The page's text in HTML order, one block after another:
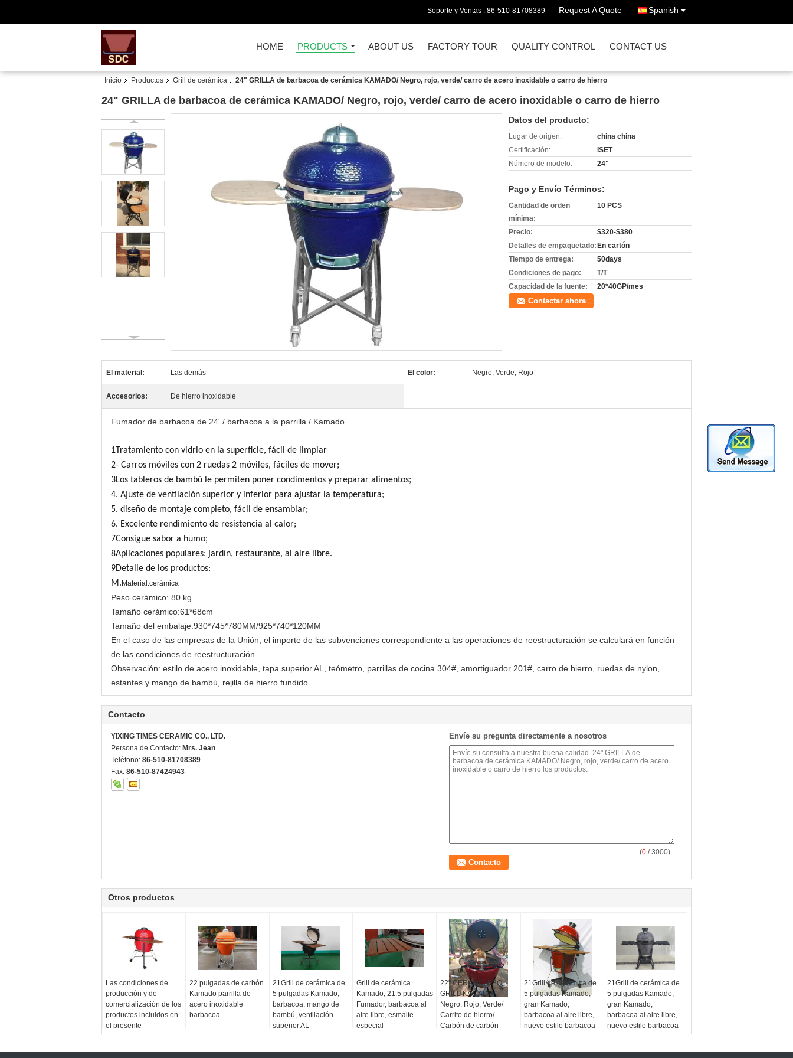
Soporte y Ventas : 86-510-81708389 Request A Quote Spanish
HOME PRODUCTS ABOUT US FACTORY TOUR QUALITY CONTROL CONTACT US
Inicio Productos Grill de cerámica 24" GRILLA de barbacoa de cerámica KAMADO/ Negro, rojo, verde/ carro de acero inoxidable o carro de hierro
24" GRILLA de barbacoa de cerámica KAMADO/ Negro, rojo, verde/ carro de acero inoxidable o carro de hierro
Datos del producto:
Lugar de origen:
china china
Certificación:
ISET
Número de modelo:
24"
Pago y Envío Términos:
Cantidad de orden
mínima:
10 PCS
Precio:
$320-$380
Detalles de empaquetado: En cartón
Tiempo de entrega:
50days
Condiciones de pago:
T/T
Capacidad de la fuente:
20*40GP/mes
Contactar ahora
El material: Las demás El color: Negro, Verde, Rojo
Accesorios: De hierro inoxidable
Fumador de barbacoa de 24' / barbacoa a la parrilla / Kamado
1Tratamiento con vidrio en la superficie, fácil de limpiar
2- Carros móviles con 2 ruedas 2 móviles, fáciles de mover;
3Los tableros de bambú le permiten poner condimentos y preparar alimentos;
4. Ajuste de ventilación superior y inferior para ajustar la temperatura;
5. diseño de montaje completo, fácil de ensamblar;
6. Excelente rendimiento de resistencia al calor;
7Consigue sabor a humo;
8Aplicaciones populares: jardín, restaurante, al aire libre.
9Detalle de los productos:
M. Material:cerámica
Peso cerámico: 80 kg
Tamaño cerámico:61*68cm
Tamaño del embalaje:930*745*780MM/925*740*120MM
En el caso de las empresas de la Unión, el importe de las subvenciones correspondiente a las operaciones de reestructuración se calculará en función
de las condiciones de reestructuración.
Observación: estilo de acero inoxidable, tapa superior AL, teómetro, parrillas de cocina 304#, amortiguador 201#, carro de hierro, ruedas de nylon,
estantes y mango de bambú, rejilla de hierro fundido.
Contacto
YIXING TIMES CERAMIC CO., LTD.
Persona de Contacto: Mrs. Jean
Teléfono: 86-510-81708389
Fax: 86-510-87424943
Envíe su pregunta directamente a nosotros
(0 / 3000)
Otros productos
Las condiciones de
producción y de
comercialización de los
productos incluidos en
el presente
Reglamento son las
22 pulgadas de carbón
Kamado parrilla de
acero inoxidable
barbacoa
21Grill de cerámica de
5 pulgadas Kamado,
barbacoa, mango de
bambú, ventilación
superior AL
Grill de cerámica
Kamado, 21.5 pulgadas
Fumador, barbacoa al
aire libre, esmalte
especial
22" CERAMIC BBQ
GRILL KAMADO/
Negro, Rojo, Verde/
Carrito de hierro/
Carbón de carbón
21Grill de cerámica de
5 pulgadas Kamado,
gran Kamado,
barbacoa al aire libre,
nuevo estilo barbacoa
al aire libre de
21Grill de cerámica de
5 pulgadas Kamado,
gran Kamado,
barbacoa al aire libre,
nuevo estilo barbacoa
al aire libre de